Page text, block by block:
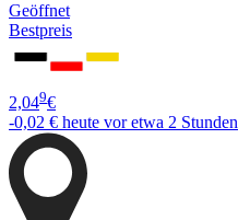
Geöffnet
Bestpreis
2,049€
-0,02 € heute vor etwa 2 Stunden